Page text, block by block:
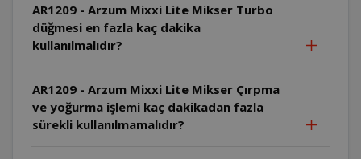
AR1209 - Arzum Mixxi Lite Mikser Turbo
düğmesi en fazla kaç dakika
kullanılmalıdır?
AR1209 - Arzum Mixxi Lite Mikser Çırpma
ve yoğurma işlemi kaç dakikadan fazla
sürekli kullanılmamalıdır?